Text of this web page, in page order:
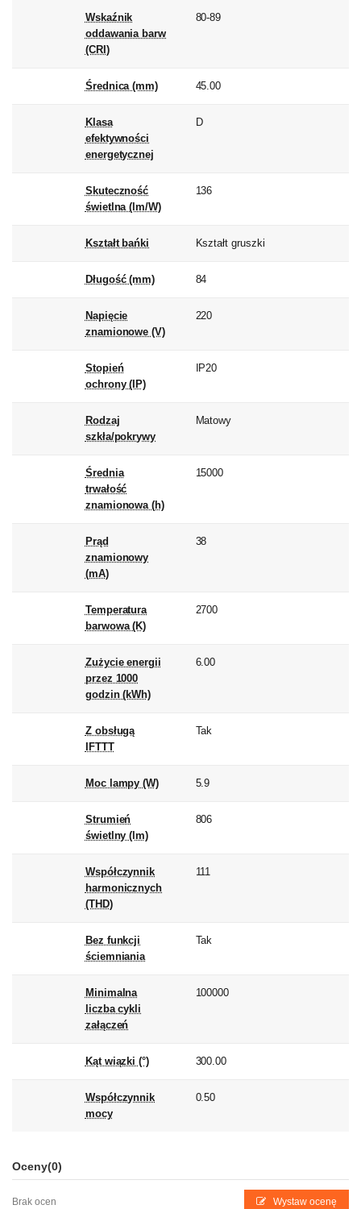
Wskaźnik
oddawania barw
(CRI)
80-89
Średnica (mm) 45.00
Klasa
efektywności
energetycznej
D
Skuteczność
świetlna (lm/W)
136
Kształt bańki Kształt gruszki
Długość (mm) 84
Napięcie
znamionowe (V)
220
Stopień
ochrony (IP)
IP20
Rodzaj
szkła/pokrywy
Matowy
Średnia
trwałość
znamionowa (h)
15000
Prąd
znamionowy
(mA)
38
Temperatura
barwowa (K)
2700
Zużycie energii
przez 1000
godzin (kWh)
6.00
Z obsługą
IFTTT
Tak
Moc lampy (W) 5.9
Strumień
świetlny (lm)
806
Współczynnik
harmonicznych
(THD)
111
Bez funkcji
ściemniania
Tak
Minimalna
liczba cykli
załączeń
100000
Kąt wiązki (°) 300.00
Współczynnik
mocy
0.50
Oceny(0)
Brak ocen Wystaw ocenę